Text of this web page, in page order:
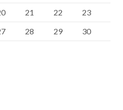
21 22
23
28 29
30